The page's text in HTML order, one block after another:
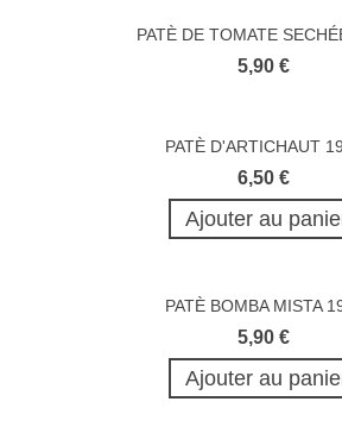
PATÈ DE TOMATE
5,90 €
PATÈ D'ARTICHAUT
6,50 €
Ajouter au
PATÈ BOMBA MISTA
5,90 €
Ajouter au